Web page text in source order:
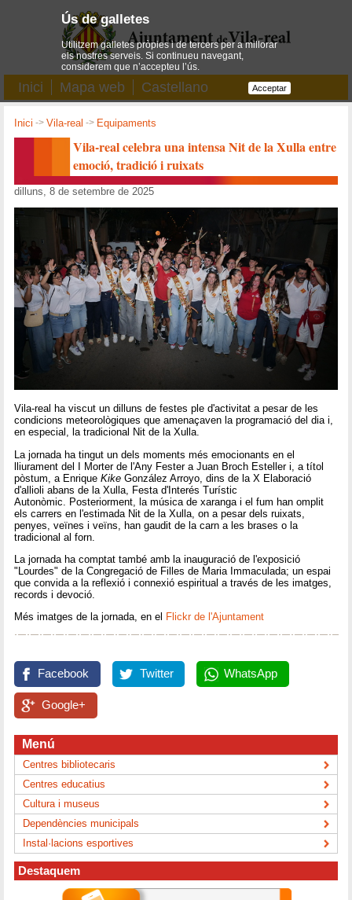
Inici Mapa web Castellano
Inici ->Vila-real -> Equipaments
Vila-real celebra una intensa Nit de la Xulla entre
emoció, tradició i ruixats
dilluns, 8 de setembre de 2025
Vila-real ha viscut un dilluns de festes ple d'activitat a pesar de les
condicions meteorològiques que amenaçaven la programació del dia i,
en especial, la tradicional Nit de la Xulla.
La jornada ha tingut un dels moments més emocionants en el
lliurament del I Morter de l'Any Fester a Juan Broch Esteller i, a títol
pòstum, a EnriqueKike González Arroyo, dins de la X Elaboració
d'allioli abans de la Xulla, Festa d'Interés Turístic
Autonòmic. Posteriorment, la música de xaranga i el fum han omplit
els carrers en l'estimada Nit de la Xulla, on a pesar dels ruixats,
penyes, veïnes i veïns, han gaudit de la carn a les brases o la
tradicional al forn.
La jornada ha comptat també amb la inauguració de l'exposició
"Lourdes" de la Congregació de Filles de Maria Immaculada; un espai
que convida a la reflexió i connexió espiritual a través de les imatges,
records i devoció.
Més imatges de la jornada, en el Flickr de l'Ajuntament
Facebook Twitter WhatsApp
Google+
Menú
Centres bibliotecaris
Centres educatius
Cultura i museus
Dependències municipals
Instal·lacions esportives
Destaquem
Ús de galletes
Utilitzem galletes pròpies i de tercers per a millorar
els nostres serveis. Si continueu navegant,
considerem que n’accepteu l’ús.
Acceptar